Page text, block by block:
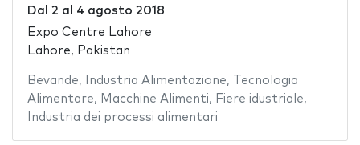
Dal 2 al 4 agosto 2018
Expo Centre Lahore
Lahore, Pakistan
Bevande, Industria Alimentazione,
Tecnologia
Alimentare, Macchine Alimenti, Fiere idustriale,
Industria dei processi alimentari